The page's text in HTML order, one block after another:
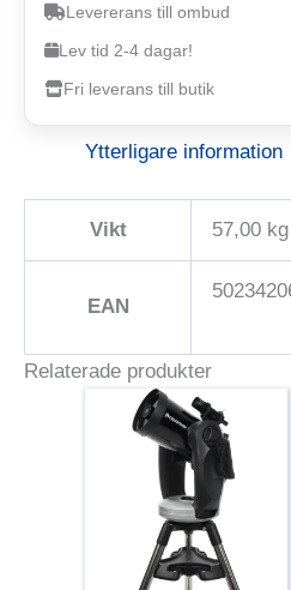
Levererans till ombud
Lev tid 2-4 dagar!
Fri leverans till butik
Ytterligare information
Vikt 57,00 kg
EAN
Relaterade produkter